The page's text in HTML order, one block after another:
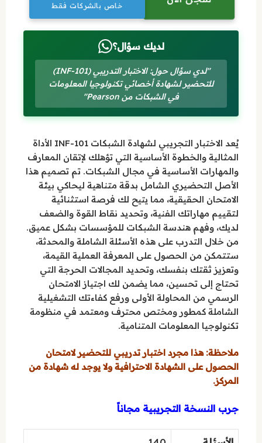
خاص بالشركات فقط
لديك سؤال؟
"لدي سؤال حول: الاختبار التدريبي (INF-101)
للتحضير لشهادة أخصائي تكنولوجيا المعلومات
في الشبكات من Pearson"
يُعد الاختبار التجريبي لشهادة الشبكات INF-101 الأداة
المثالية والخطوة الأساسية التي تؤهلك لإتقان المعارف
والمهارات الأساسية في مجال الشبكات. تم تصميم هذا
الأصل التحضيري الشامل بدقة متناهية ليحاكي بيئة
الامتحان الحقيقية، مما يتيح لك فرصة استثنائية
لتقييم مهاراتك الفنية، وتحديد نقاط القوة والضعف
لديك، وفهم هندسة الشبكات للمؤسسات بشكل عميق.
من خلال التدرب على هذه الأسئلة الشاملة والمحدثة،
ستتمكن من الحصول على المعرفة العملية القيمة،
وتعزيز ثقتك بنفسك، وتحديد المجالات الحرجة التي
تحتاج إلى تحسين، مما يضمن لك اجتياز الامتحان
الرسمي من المحاولة الأولى ورفع كفاءتك التشغيلية
الشاملة كمطور ومختص محترف ومعتمد في منظومة
تكنولوجيا المعلومات المتنامية.
ملاحظة: هذا مجرد اختبار تدريبي للتحضير لامتحان
الحصول على الشهادة الاحترافية ولا يوجد له شهادة من
المركز.
جرب النسخة التجريبية مجاناً